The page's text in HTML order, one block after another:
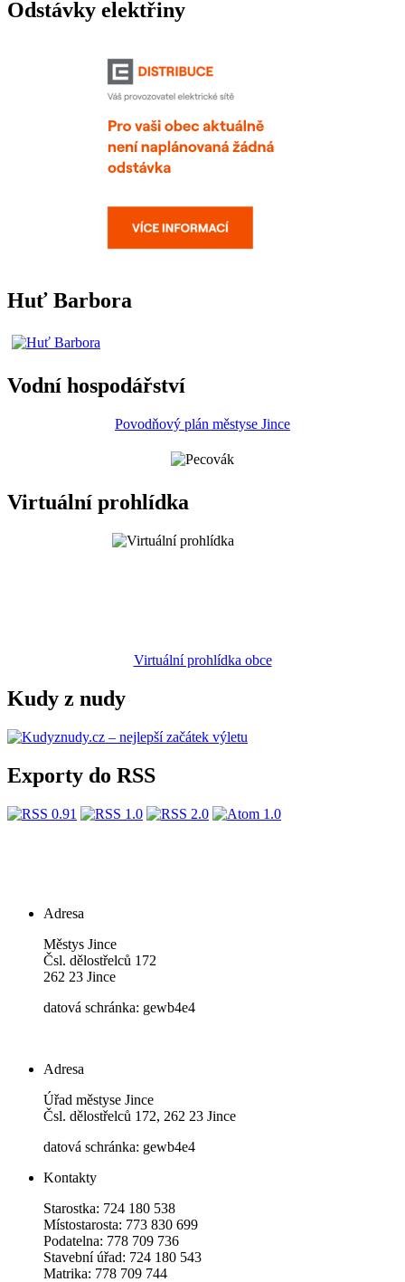
Odstávky elektřiny
Huť Barbora
Vodní hospodářství
Povodňový plán městyse Jince
Virtuální prohlídka
Virtuální prohlídka obce
Kudy z nudy
Exporty do RSS
Adresa
Městys Jince
Čsl. dělostřelců 172
262 23 Jince
datová schránka: gewb4e4
Adresa
Úřad městyse Jince
Čsl. dělostřelců 172, 262 23 Jince
datová schránka: gewb4e4
Kontakty
Starostka: 724 180 538
Místostarosta: 773 830 699
Podatelna: 778 709 736
Stavební úřad: 724 180 543
Matrika: 778 709 744